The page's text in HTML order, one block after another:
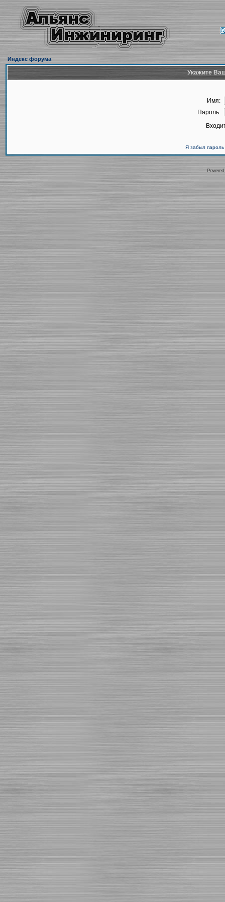
Индекс форума
Укажите
Имя:
Пароль:
Я забыл пароль